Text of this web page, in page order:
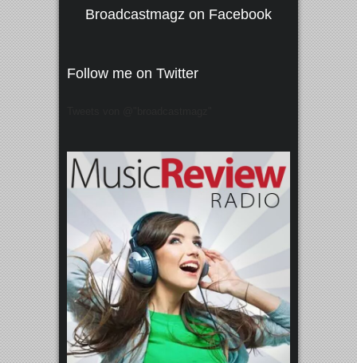
Broadcastmagz on Facebook
Follow me on Twitter